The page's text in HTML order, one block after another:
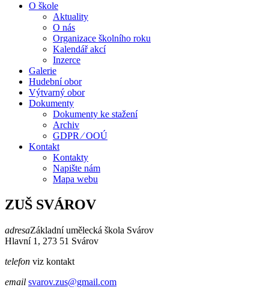
O škole
Aktuality
O nás
Organizace školního roku
Kalendář akcí
Inzerce
Galerie
Hudební obor
Výtvarný obor
Dokumenty
Dokumenty ke stažení
Archiv
GDPR ⁄ OOÚ
Kontakt
Kontakty
Napište nám
Mapa webu
ZUŠ SVÁROV
adresaZákladní umělecká škola Svárov
Hlavní 1, 273 51 Svárov
telefon viz kontakt
email svarov.zus@gmail.com